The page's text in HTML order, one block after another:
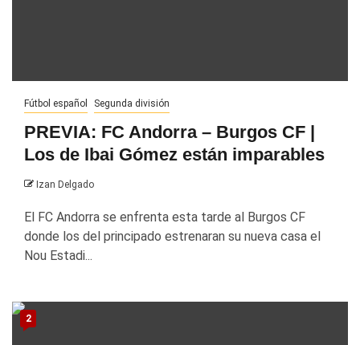
Fútbol español Segunda división
PREVIA: FC Andorra – Burgos CF |
Los de Ibai Gómez están imparables
Izan Delgado
El FC Andorra se enfrenta esta tarde al Burgos CF
donde los del principado estrenaran su nueva casa el
Nou Estadi...
2